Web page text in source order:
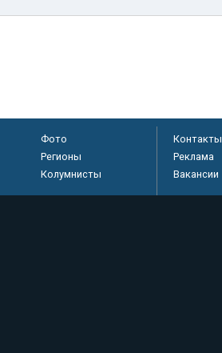
Фото
Регионы
Колумнисты
Контакты
Реклама
Вакансии